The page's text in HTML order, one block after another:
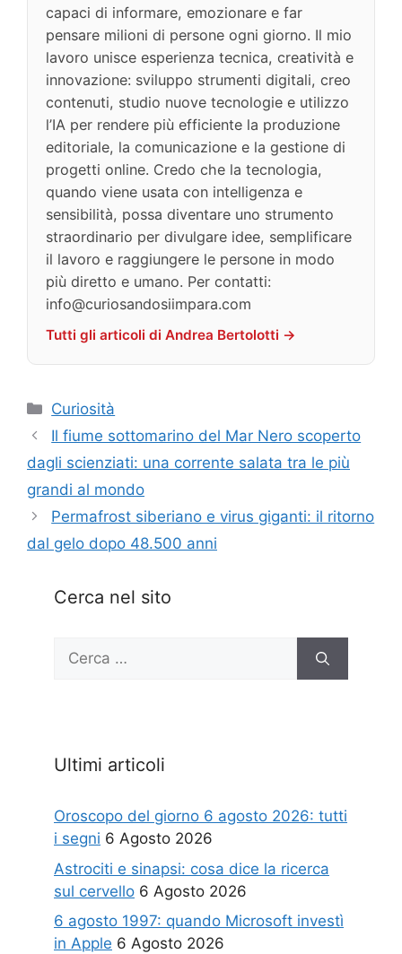
capaci di informare, emozionare e far
pensare milioni di persone ogni giorno. Il mio
lavoro unisce esperienza tecnica, creatività e
innovazione: sviluppo strumenti digitali, creo
contenuti, studio nuove tecnologie e utilizzo
l’IA per rendere più efficiente la produzione
editoriale, la comunicazione e la gestione di
progetti online. Credo che la tecnologia,
quando viene usata con intelligenza e
sensibilità, possa diventare uno strumento
straordinario per divulgare idee, semplificare
il lavoro e raggiungere le persone in modo
più diretto e umano. Per contatti:
info@curiosandosiimpara.com
Tutti gli articoli di Andrea Bertolotti →
Categorie
Curiosità
Il fiume sottomarino del Mar Nero scoperto
dagli scienziati: una corrente salata tra le più
grandi al mondo
Permafrost siberiano e virus giganti: il ritorno
dal gelo dopo 48.500 anni
Cerca nel sito
Ricerca
Ultimi articoli
Oroscopo del giorno 6 agosto 2026: tutti
i segni 6 Agosto 2026
Astrociti e sinapsi: cosa dice la ricerca
sul cervello 6 Agosto 2026
6 agosto 1997: quando Microsoft investì
in Apple 6 Agosto 2026